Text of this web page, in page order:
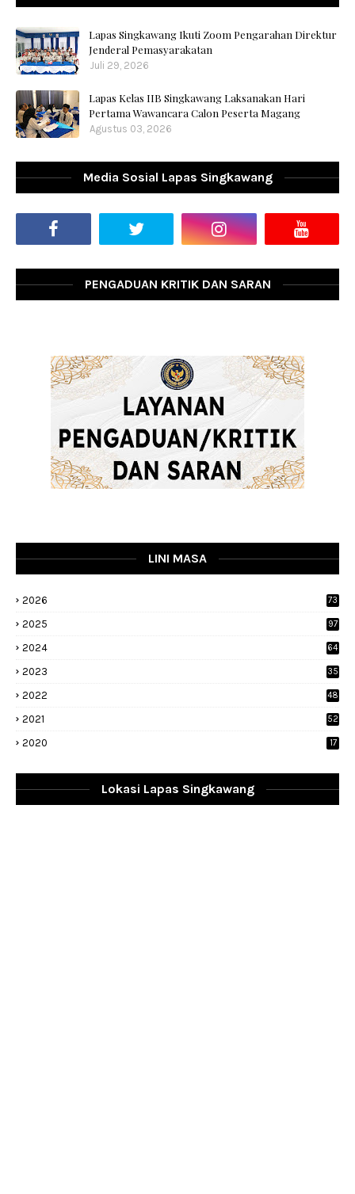
Lapas Singkawang Ikuti Zoom Pengarahan Direktur
Jenderal Pemasyarakatan
Juli 29, 2026
Lapas Kelas IIB Singkawang Laksanakan Hari
Pertama Wawancara Calon Peserta Magang
Agustus 03, 2026
Media Sosial Lapas Singkawang
PENGADUAN KRITIK DAN SARAN
LINI MASA
2026 73
2025 97
2024 64
2023
35
2022
48
2021 52
2020 17
Lokasi Lapas Singkawang